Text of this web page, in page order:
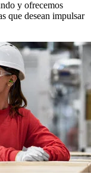
y ofrecemos
que desean impulsar